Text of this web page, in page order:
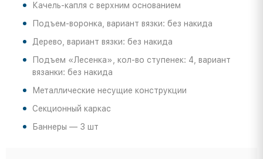
Качель-капля с верхним основанием
Подъем-воронка, вариант вязки: без накида
Дерево, вариант вязки: без накида
Подъем «Лесенка», кол-во ступенек: 4, вариант
вязанки: без накида
Металлические несущие конструкции
Секционный каркас
Баннеры — 3 шт